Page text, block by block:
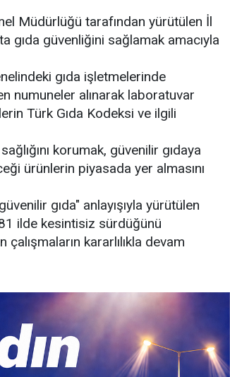
Müdürlüğü tarafından yürütülen İl
gıda güvenliğini sağlamak amacıyla
gıda işletmelerinde
numuneler alınarak laboratuvar
Türk Gıda Kodeksi ve ilgili
korumak, güvenilir gıdaya
ürünlerin piyasada yer almasını
gıda" anlayışıyla yürütülen
ilde kesintisiz sürdüğünü
kararlılıkla devam